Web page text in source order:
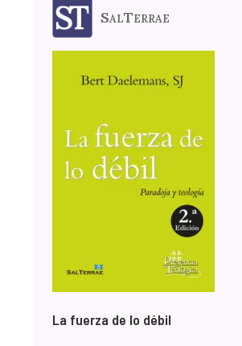
SalTerrae
La fuerza de lo débil